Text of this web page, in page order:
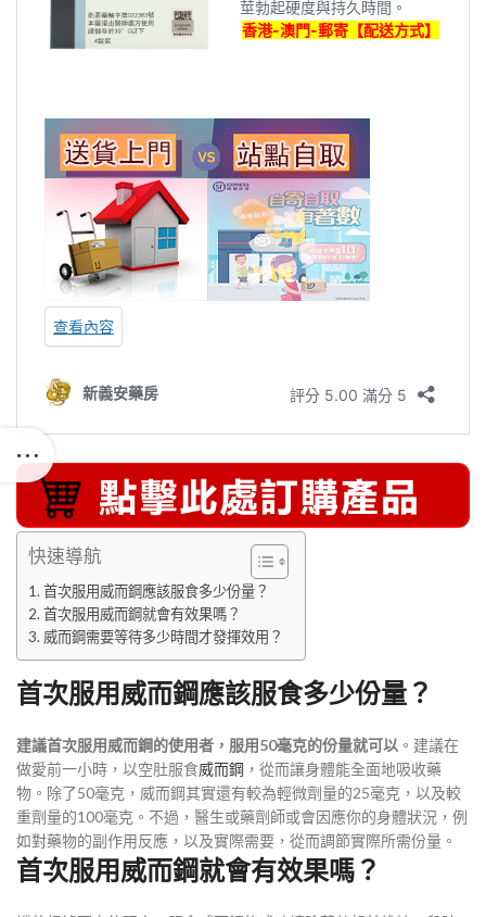
快速導航
首次服用威而鋼應該服食多少份量？
首次服用威而鋼就會有效果嗎？
威而鋼需要等待多少時間才發揮效用？
首次服用威而鋼應該服食多少份量？
建議首次服用威而鋼的使用者，服用50毫克的份量就可以 。建議在
做愛前一小時，以空肚服食威而鋼 ，從而讓身體能全面地吸收藥
物。除了50毫克，威而鋼其實還有較為輕微劑量的25毫克，以及較
重劑量的100毫克。不過，醫生或藥劑師或會因應你的身體狀況，例
如對藥物的副作用反應，以及實際需要，從而調節實際所需份量。
首次服用威而鋼就會有效果嗎？